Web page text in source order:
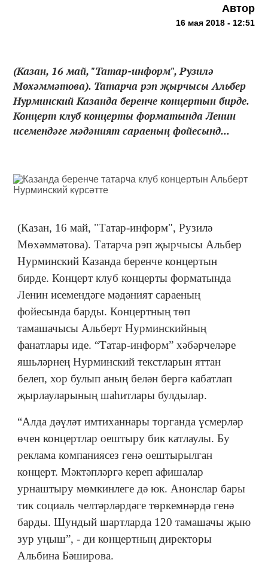
Автор
16 мая 2018 - 12:51
(Казан, 16 май, "Татар-информ", Рузилә
Мөхәммәтова). Татарча рэп җырчысы Альбер
Нурминский Казанда беренче концертын бирде.
Концерт клуб концерты форматында Ленин
исемендәге мәдәният сараеның фойесынд...
(Казан, 16 май, "Татар-информ", Рузилә
Мөхәммәтова). Татарча рэп җырчысы Альбер
Нурминский Казанда беренче концертын
бирде. Концерт клуб концерты форматында
Ленин исемендәге мәдәният сараеның
фойесында барды. Концертның төп
тамашачысы Альберт Нурминскийның
фанатлары иде. “Татар-информ” хәбәрчеләре
яшьләрнең Нурминский текстларын яттан
белеп, хор булып аның белән бергә кабатлап
җырлауларының шаһитлары булдылар.
“Алда дәүләт имтиханнары торганда үсмерләр
өчен концертлар оештыру бик катлаулы. Бу
реклама компаниясез генә оештырылган
концерт. Мәктәпләргә кереп афишалар
урнаштыру мөмкинлеге дә юк. Анонслар бары
тик социаль челтәрләрдәге төркемнәрдә генә
барды. Шундый шартларда 120 тамашачы җыю
зур уңыш”, - ди концертның директоры
Альбина Бәширова.